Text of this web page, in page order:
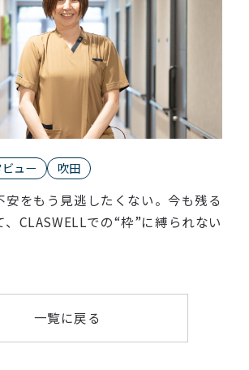
ュー 吹田
安をもう見逃したくない。今も残る
CLASWELLでの“枠”に縛られない
一覧に戻る